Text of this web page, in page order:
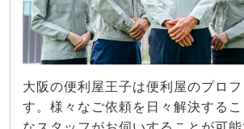
大阪の便利屋王子は便利屋のプロ
す。様々なご依頼を日々解決する